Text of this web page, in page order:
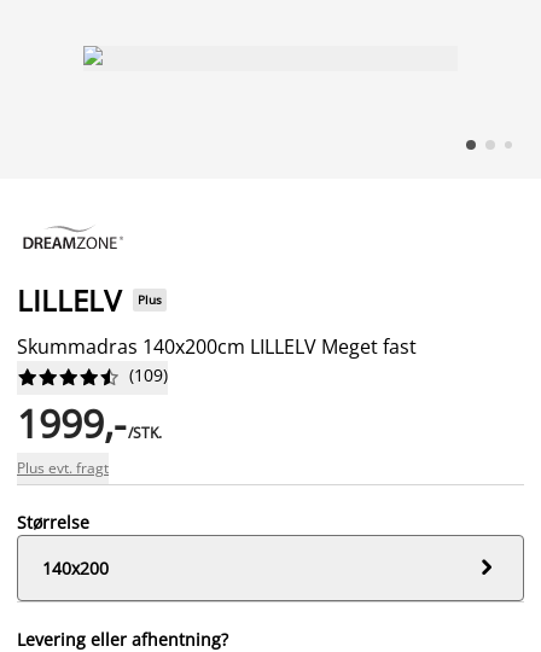
LILLELV Plus
Skummadras 140x200cm LILLELV Meget fast





 (109)
1999,-/STK.
Plus evt. fragt
Størrelse
140x200

Levering eller afhentning?